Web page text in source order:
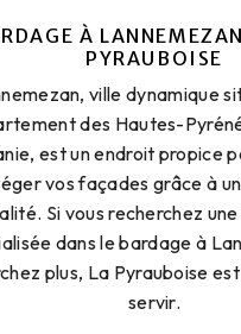
À
PYRAUBOISE
ville dynamique
des Hautes-
est un endroit propice
vos façades grâce à
Si vous recherchez
dans le bardage à
plus, La Pyrauboise
servir.